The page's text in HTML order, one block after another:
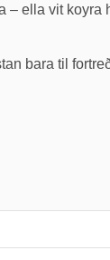
– ella vit koyra
bara til